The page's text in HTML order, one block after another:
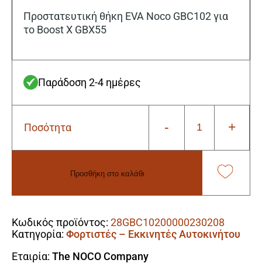
45,95€.είναι:
Προστατευτική θήκη EVA Noco GBC102 για
το Boost X GBX55
Παράδοση 2-4 ημέρες
Ποσότητα -
Προστατευτική
X
GBX55
ποσότητα
+
Προσθήκη στο καλάθι
Κωδικός προϊόντος: 28GBC10200000230208
Κατηγορία: Φορτιστές – Εκκινητές Αυτοκινήτου
Εταιρία: The NOCO Company